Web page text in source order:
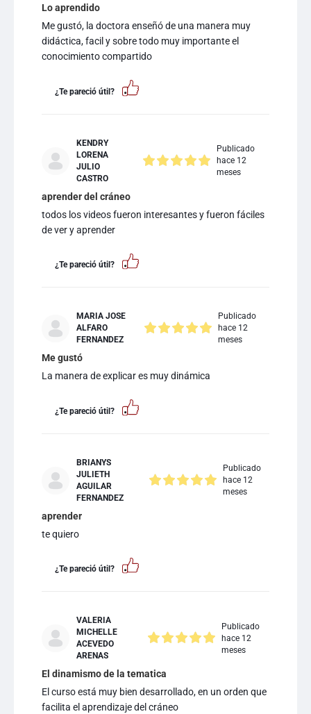
Lo aprendido
Me gustó, la doctora enseñó de una manera muy
didáctica, facil y sobre todo muy importante el
conocimiento compartido
¿Te pareció útil?
KENDRY
LORENA
JULIO
CASTRO
Publicado
hace 12
meses
aprender del cráneo
todos los videos fueron interesantes y fueron fáciles
de ver y aprender
¿Te pareció útil?
MARIA JOSE
ALFARO
FERNANDEZ
Publicado
hace 12
meses
Me gustó
La manera de explicar es muy dinámica
¿Te pareció útil?
BRIANYS
JULIETH
AGUILAR
FERNANDEZ
Publicado
hace 12
meses
aprender
te quiero
¿Te pareció útil?
VALERIA
MICHELLE
ACEVEDO
ARENAS
Publicado
hace 12
meses
El dinamismo de la tematica
El curso está muy bien desarrollado, en un orden que
facilita el aprendizaje del cráneo